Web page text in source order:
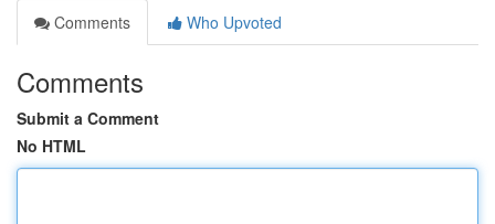
Comments
Who Upvoted
Comments
Submit a Comment
No HTML